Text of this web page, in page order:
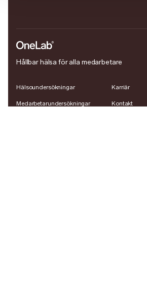
Hållbar hälsa för alla medarbetare
Hälsoundersökningar
Medarbetarundersökningar
Karriär
Kontakt